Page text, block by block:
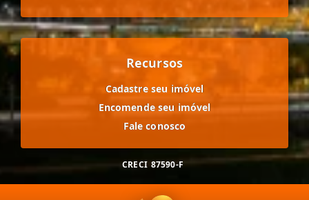
Recursos
Cadastre seu imóvel
Encomende seu imóvel
Fale conosco
CRECI 87590-F